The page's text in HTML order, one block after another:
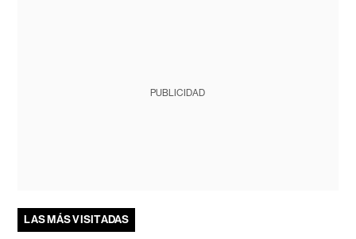
PUBLICIDAD
LAS MÁS VISITADAS